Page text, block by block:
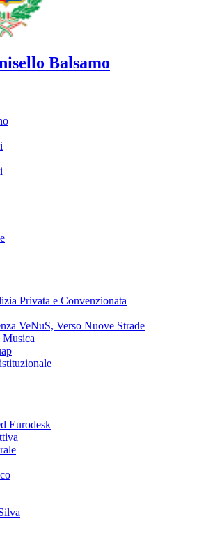
Balsamo
Privata e Convenzionata
VeNuS, Verso Nuove Strade
Eurodesk